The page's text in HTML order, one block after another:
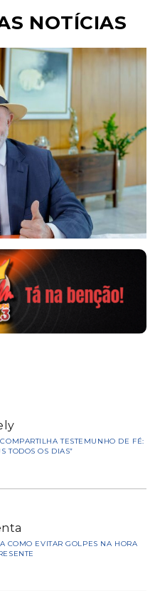
NOTÍCIAS
TESTEMUNHO DE FÉ:
TODOS OS DIAS”
COMO EVITAR GOLPES NA HORA